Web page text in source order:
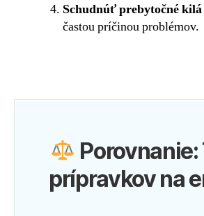
Schudnúť prebytočné kilá
častou príčinou problémov.
Porovnanie:
prípravkov na